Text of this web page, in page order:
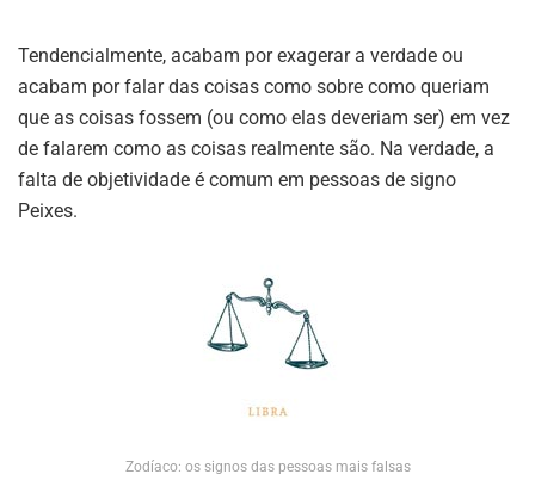
Tendencialmente, acabam por exagerar a verdade ou
acabam por falar das coisas como sobre como queriam
que as coisas fossem (ou como elas deveriam ser) em vez
de falarem como as coisas realmente são. Na verdade, a
falta de objetividade é comum em pessoas de signo
Peixes.
Zodíaco: os signos das pessoas mais falsas